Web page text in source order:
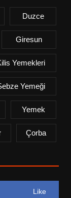
Duzce
Giresun
Yemekleri
Yemeği
Yemek
Çorba
Like